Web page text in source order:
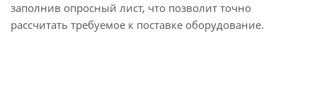
заполнив опросный лист, что позволит точно
рассчитать требуемое к поставке оборудование.